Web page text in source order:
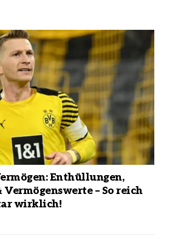
Enthüllungen,
– So reich
wirklich!